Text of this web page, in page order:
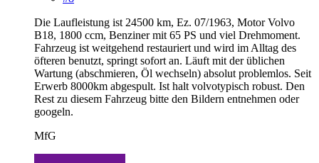
Die Laufleistung ist 24500 km, Ez. 07/1963, Motor Volvo
B18, 1800 ccm, Benziner mit 65 PS und viel Drehmoment.
Fahrzeug ist weitgehend restauriert und wird im Alltag des
öfteren benutzt, springt sofort an. Läuft mit der üblichen
Wartung (abschmieren, Öl wechseln) absolut problemlos. Seit
Erwerb 8000km abgespult. Ist halt volvotypisch robust. Den
Rest zu diesem Fahrzeug bitte den Bildern entnehmen oder
googeln.
MfG